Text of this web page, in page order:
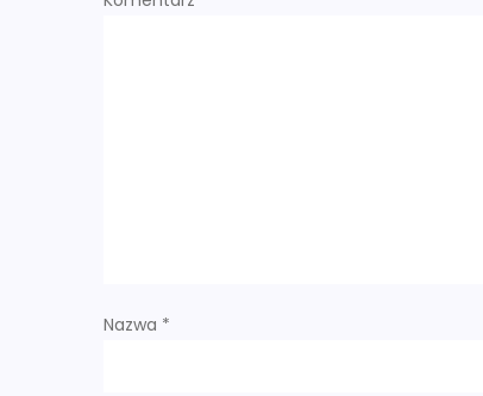
p
Nazwa *